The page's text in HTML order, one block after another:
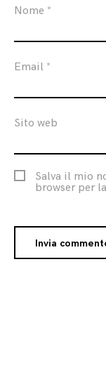
Nome *
Email *
Sito web
Salva il mio
browser per